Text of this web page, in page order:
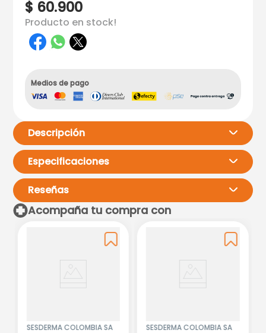
$ 60.900
Producto en stock!
Medios de pago
Descripción
Especificaciones
Reseñas
Por favor, inicia sesión para
Acompaña tu compra con
SESDERMA COLOMBIA SA SESDERMA COLOMBIA SA